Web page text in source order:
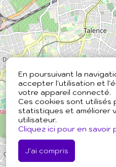
En poursuivant la
accepter l'utilisation et
votre appareil connecté.
Ces cookies sont utilisés
statistiques et améliorer
utilisateur.
Cliquez ici pour en savoir
J'ai compris